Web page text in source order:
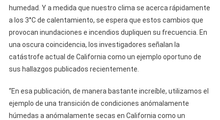
humedad. Y a medida que nuestro clima se acerca rápidamente
a los 3°C de calentamiento, se espera que estos cambios que
provocan inundaciones e incendios dupliquen su frecuencia. En
una oscura coincidencia, los investigadores señalan la
catástrofe actual de California como un ejemplo oportuno de
sus hallazgos publicados recientemente.
“En esa publicación, de manera bastante increíble, utilizamos el
ejemplo de una transición de condiciones anómalamente
húmedas a anómalamente secas en California como un